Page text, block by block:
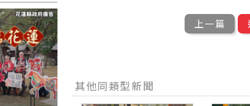
上一篇
其他同類型新聞